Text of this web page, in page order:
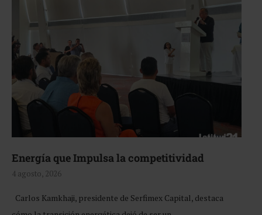
Energía que Impulsa la competitividad
4 agosto, 2026
Carlos Kamkhaji, presidente de Serfimex Capital, destaca